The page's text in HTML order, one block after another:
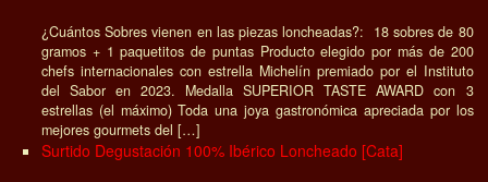
¿Cuántos Sobres vienen en las piezas loncheadas?: 18 sobres de 80
gramos + 1 paquetitos de puntas Producto elegido por más de 200
chefs internacionales con estrella Michelín premiado por el Instituto
del Sabor en 2023. Medalla SUPERIOR TASTE AWARD con 3
estrellas (el máximo) Toda una joya gastronómica apreciada por los
mejores gourmets del […]
Surtido Degustación 100% Ibérico Loncheado [Cata]